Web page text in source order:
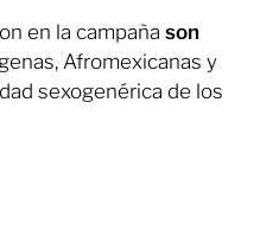
en la campaña son
Afromexicanas y
sexogenérica de los